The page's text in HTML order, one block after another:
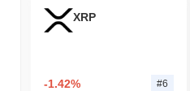
XRP
-1.42% #6